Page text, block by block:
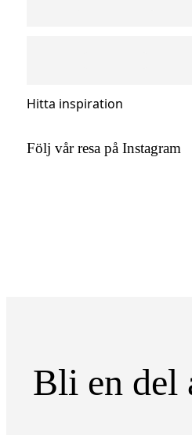
Hitta inspiration
Följ vår resa på Instagram
Bli en del